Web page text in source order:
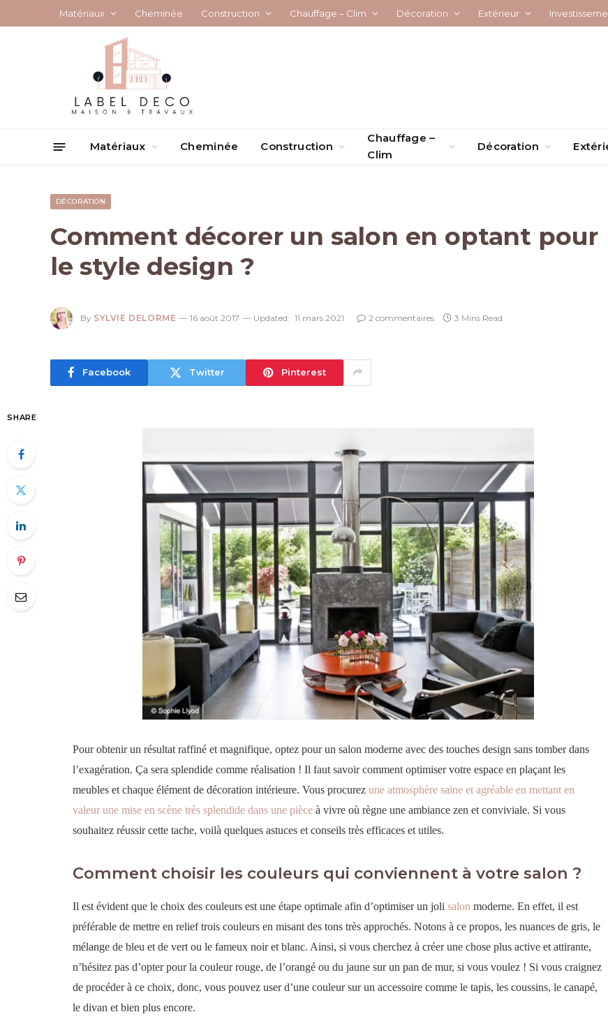
Matériaux Cheminée Construction Chauffage – Clim Décoration Extérieur
Matériaux Cheminée Construction
Chauffage –
Clim
Décoration
DÉCORATION
Comment décorer un salon en optant pour
le style design ?
By SYLVIE DELORME 16 août 2017 Updated: 11 mars 2021 2 commentaires 3 Mins Read
Facebook Twitter Pinterest
SHARE
Pour obtenir un résultat raffiné et magnifique, optez pour un salon moderne avec des touches design sans tomber dans
l’exagération. Ça sera splendide comme réalisation ! Il faut savoir comment optimiser votre espace en plaçant les
meubles et chaque élément de décoration intérieure. Vous procurezune atmosphère saine et agréable en mettant en
valeur une mise en scène très splendide dans une pièce à vivre où règne une ambiance zen et conviviale. Si vous
souhaitez réussir cette tache, voilà quelques astuces et conseils très efficaces et utiles.
Comment choisir les couleurs qui conviennent à votre salon ?
Il est évident que le choix des couleurs est une étape optimale afin d’optimiser un jolisalon moderne. En effet, il est
préférable de mettre en relief trois couleurs en misant des tons très approchés. Notons à ce propos, les nuances de gris, le
mélange de bleu et de vert ou le fameux noir et blanc. Ainsi, si vous cherchez à créer une chose plus active et attirante,
n’hésitez pas d’opter pour la couleur rouge, de l’orangé ou du jaune sur un pan de mur, si vous voulez ! Si vous craignez
de procéder à ce choix, donc, vous pouvez user d’une couleur sur un accessoire comme le tapis, les coussins, le canapé,
le divan et bien plus encore.